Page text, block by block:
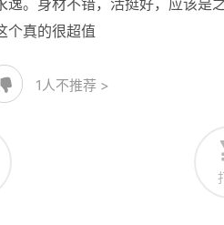
逸。身材不错，活挺好，应该是
个真的很超值
1人不推荐 >